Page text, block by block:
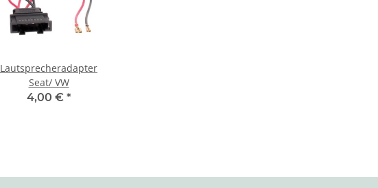
Lautsprecheradapter
Seat/ VW
4,00 € *